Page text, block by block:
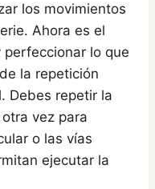
los movimientos
Ahora es el
lo que
la repetición
Debes repetir la
vez para
o las vías
ejecutar la